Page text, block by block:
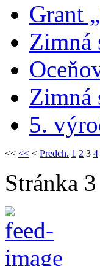
Grant
Zimná
Zimná
5.
<< << < Predch. 1 2 3 4
Stránka